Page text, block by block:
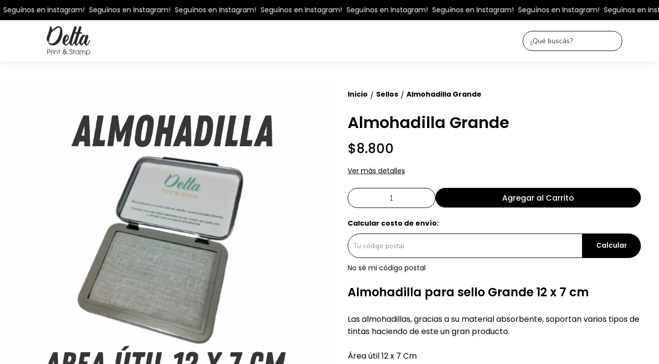
en Instagram! Seguínos en Instagram! Seguínos en Instagram! Seguínos en Instagram! Seguínos en Instagram! Seguínos en Instagram! Seguínos en Instagram! Seguínos en
Inicio / Sellos / Almohadilla Grande
Almohadilla Grande
$8.800
Ver más detalles
Agregar al Carrito
Calcular costo de envío:
Calcular
No sé mi código postal
Almohadilla para sello Grande 12 x 7 cm
Las almohadillas, gracias a su material absorbente, soportan varios tipos de
tintas haciendo de este un gran producto.
Área útil 12 x 7 Cm